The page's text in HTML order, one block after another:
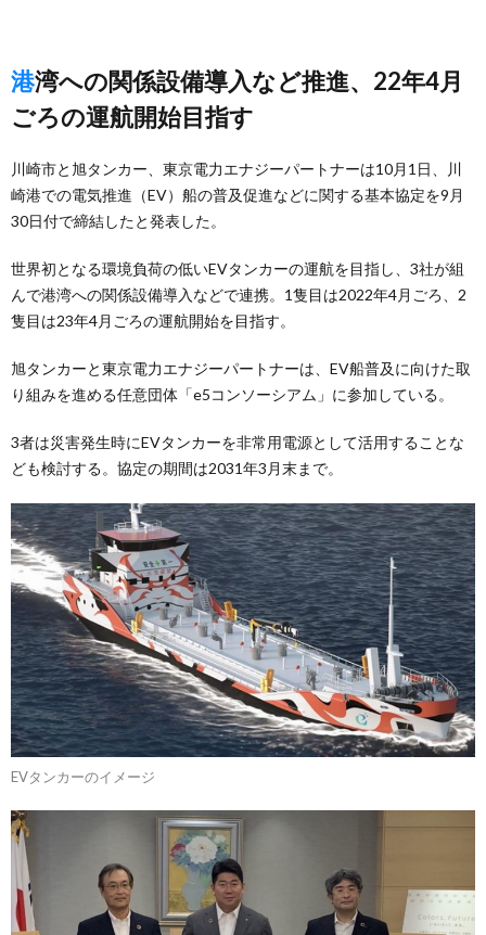
港湾への関係設備導入など推進、22年4月
ごろの運航開始目指す
川崎市と旭タンカー、東京電力エナジーパートナーは10月1日、川
崎港での電気推進（EV）船の普及促進などに関する基本協定を9月
30日付で締結したと発表した。
世界初となる環境負荷の低いEVタンカーの運航を目指し、3社が組
んで港湾への関係設備導入などで連携。1隻目は2022年4月ごろ、2
隻目は23年4月ごろの運航開始を目指す。
旭タンカーと東京電力エナジーパートナーは、EV船普及に向けた取
り組みを進める任意団体「e5コンソーシアム」に参加している。
3者は災害発生時にEVタンカーを非常用電源として活用することな
ども検討する。協定の期間は2031年3月末まで。
EVタンカーのイメージ